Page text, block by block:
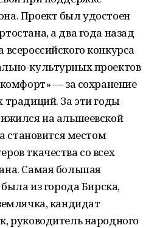
Проект был удостоен
а два года назад
конкурса
культурных проектов
— за сохранение
традиций. За эти годы
на альшеевской
становится местом
ткачества со всех
Самая большая
из города Бирска,
кандидат
руководитель народного